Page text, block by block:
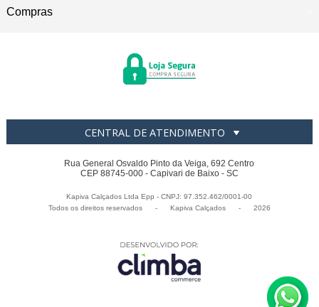
Compras
CENTRAL DE ATENDIMENTO
Rua General Osvaldo Pinto da Veiga, 692 Centro
CEP 88745-000 - Capivari de Baixo - SC
Kapiva Calçados Ltda Epp - CNPJ: 97.352.462/0001-00
Todos os direitos reservados
- Kapiva Calçados - 2026